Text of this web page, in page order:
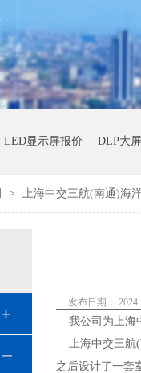
LED显示屏报价 DLP大
> 上海中交三航(南通)海
发布日期：
我公司为上海
上海中交三航(
之后设计了一套